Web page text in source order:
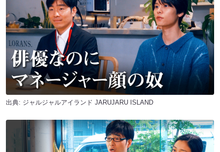
出典: ジャルジャルアイランド JARUJARU ISLAND